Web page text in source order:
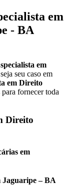
em
- BA
em
seu caso em
em Direito
fornecer toda
Direito
em
Jaguaripe – BA